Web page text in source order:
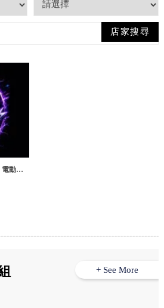
電動腳
+ See More